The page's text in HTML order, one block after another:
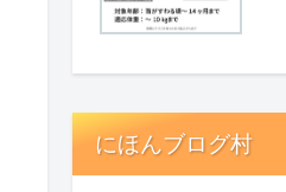
にほんブログ村